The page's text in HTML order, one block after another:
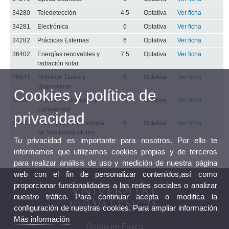
34280
Teledetección 4.5 Optativa
Ver ficha
34281
Electrónica 6 Optativa
Ver ficha
34282
Prácticas Externas 6 Optativa
Ver ficha
36402
Energías renovables y
radiación solar
7.5 Optativa Ver ficha
36541
Fotónica: Guías y
Dispositivos
6 Optativa Ver ficha
36542
Fotónica: Difracción y
Coherencia
6 Optativa Ver ficha
36543
Física y Nanotecnología
de Semiconductores
6 Optativa Ver ficha
Grado en Física
Cookies y política de
privacidad
Tu privacidad es importante para nosotros. Por ello te
informamos que utilizamos cookies propias y de terceros
para realizar análisis de uso y medición de nuestra página
web con el fin de personalizar contenidos,así como
proporcionar funcionalidades a las redes sociales o analizar
nuestro tráfico. Para continuar acepta o modifica la
configuración de nuestras cookies. Para ampliar información
Más información